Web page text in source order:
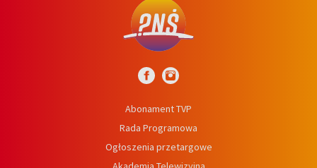
Abonament TVP
Rada Programowa
Ogłoszenia przetargowe